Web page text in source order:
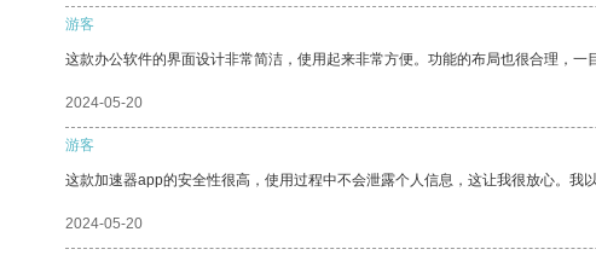
游客
这款办公软件的界面设计非常简洁，使用起来非常方便。功能的布局也很合理，一
2024-05-20
游客
这款加速器app的安全性很高，使用过程中不会泄露个人信息，这让我很放心。我
2024-05-20